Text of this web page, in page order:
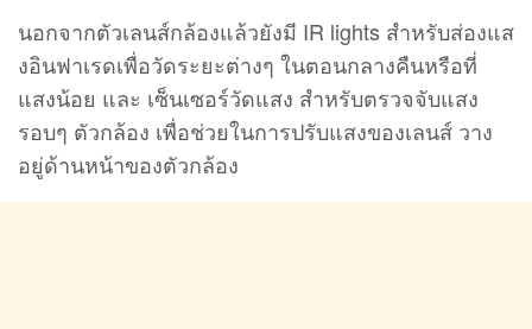
นอกจากตัวเลนส์กล้องแล้วยังมี IR lights สำหรับส่องแส
งอินฟาเรดเพื่อวัดระยะต่างๆ ในตอนกลางคืนหรือที่
แสงน้อย และ เซ็นเซอร์วัดแสง สำหรับตรวจจับแสง
รอบๆ ตัวกล้อง เพื่อช่วยในการปรับแสงของเลนส์ วาง
อยู่ด้านหน้าของตัวกล้อง